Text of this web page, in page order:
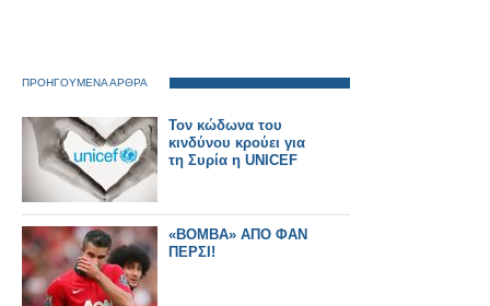
ΠΡΟΗΓΟΥΜΕΝΑ ΑΡΘΡΑ
Τον κώδωνα του
κινδύνου κρούει για
τη Συρία η UNICEF
«ΒΟΜΒΑ» ΑΠΟ ΦΑΝ
ΠΕΡΣΙ!